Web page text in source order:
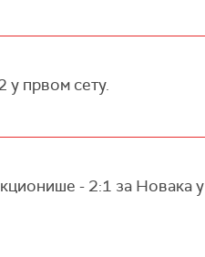
у првом сету.
- 2:1 за Новака у